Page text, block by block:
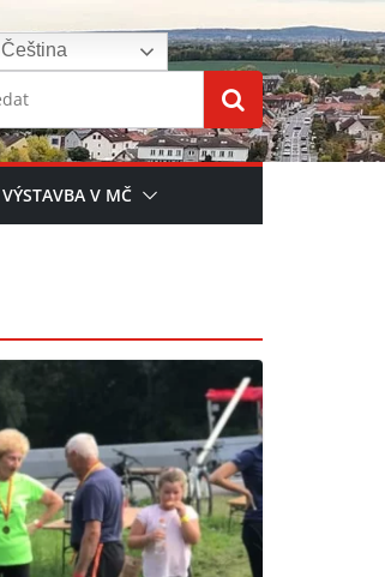
Čeština‎
VÝSTAVBA V MČ